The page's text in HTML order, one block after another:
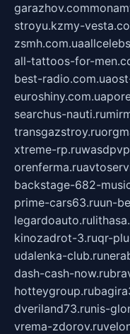
garazhov.com
stroyu.kzmy-
zsmh.com.ua
all-tattoos-for-
best-radio.com.ua
euroshiny.com.ua
searchus-nauti.ru
transgazstroy.ru
xtreme-rp.ru
orenferma.ru
backstage-682-
prime-cars63.ruun-
legardoauto.ru
kinozadrot-3.ruqr-
udalenka-club.ru
dash-cash-now.ru
hotteygroup.ru
dveriland73.runis-
vrema-zdorov.ru